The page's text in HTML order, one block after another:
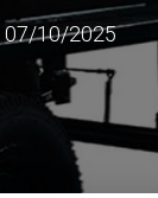
07/10/2025